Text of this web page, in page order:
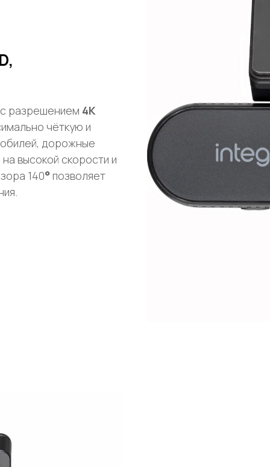
разрешением 4K
чёткую и
дорожные
высокой скорости и
140° позволяет